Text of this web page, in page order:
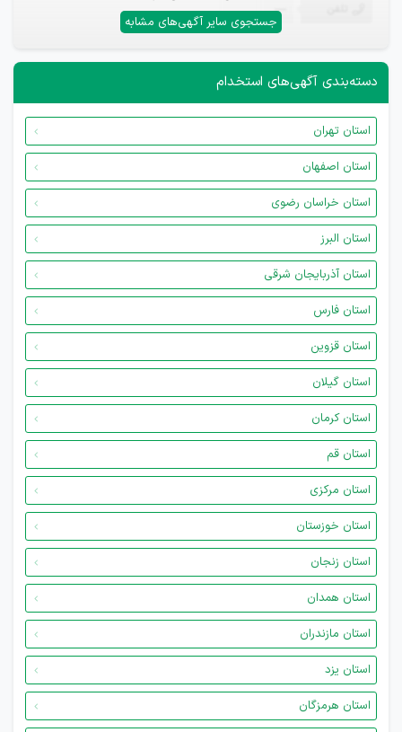
جستجوی سایر آگهی‌های مشابه
—
دسته‌بندی آگهی‌های استخدام
استان تهران
استان اصفهان
استان خراسان رضوی
استان البرز
استان آذربایجان شرقی
استان فارس
استان قزوین
استان گیلان
استان کرمان
استان قم
استان مرکزی
استان خوزستان
استان زنجان
استان همدان
استان مازندران
استان یزد
استان هرمزگان